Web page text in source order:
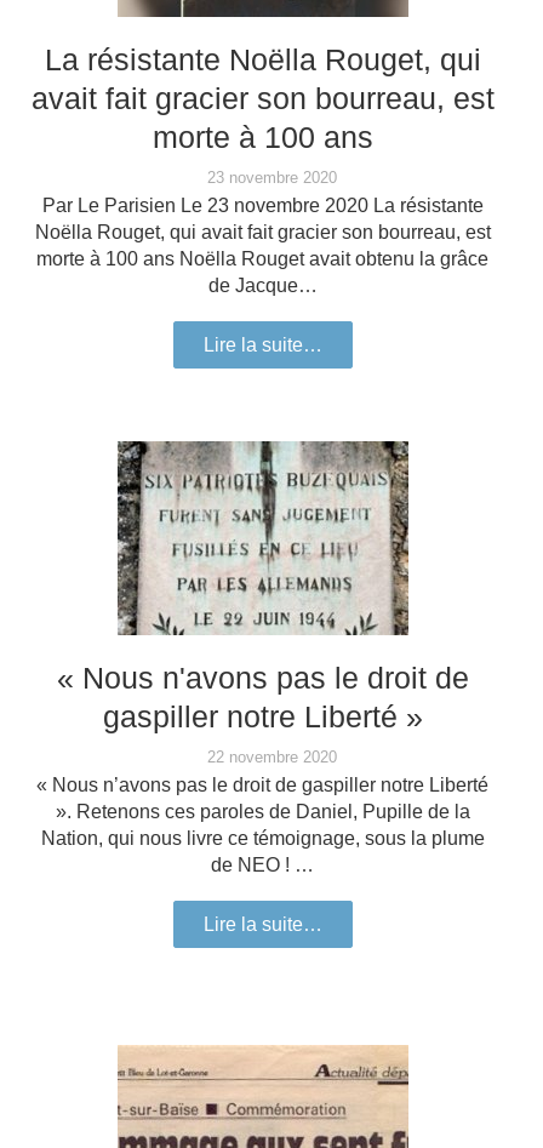
La résistante Noëlla Rouget, qui
avait fait gracier son bourreau, est
morte à 100 ans
23 novembre 2020
Par Le Parisien Le 23 novembre 2020 La résistante
Noëlla Rouget, qui avait fait gracier son bourreau, est
morte à 100 ans Noëlla Rouget avait obtenu la grâce
de Jacque…
Lire la suite…
« Nous n'avons pas le droit de
gaspiller notre Liberté »
22 novembre 2020
« Nous n’avons pas le droit de gaspiller notre Liberté
». Retenons ces paroles de Daniel, Pupille de la
Nation, qui nous livre ce témoignage, sous la plume
de NEO ! …
Lire la suite…